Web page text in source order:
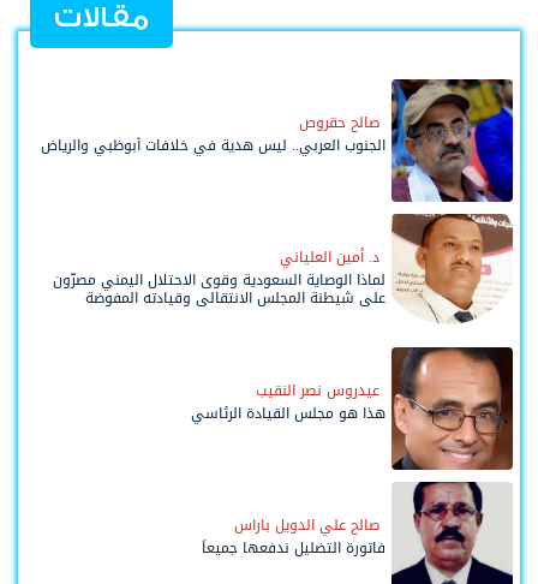
مقالات
صالح حقروص
الجنوب العربي.. ليس هدية في خلافات أبوظبي والرياض
د. أمين العلياني
لماذا الوصاية السعودية وقوى الاحتلال اليمني مصرّون
على شيطنة المجلس الانتقالي وقيادته المفوضة
عيدروس نصر النقيب
هذا هو مجلس القيادة الرئاسي
صالح علي الدويل باراس
فاتورة التضليل ندفعها جميعاً